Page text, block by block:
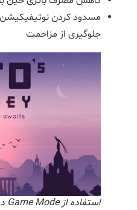
مسدود کردن نوتیفیکیشن‌ها
جلوگیری از مزاحمت
استفاده از Game Mode در iOS 1